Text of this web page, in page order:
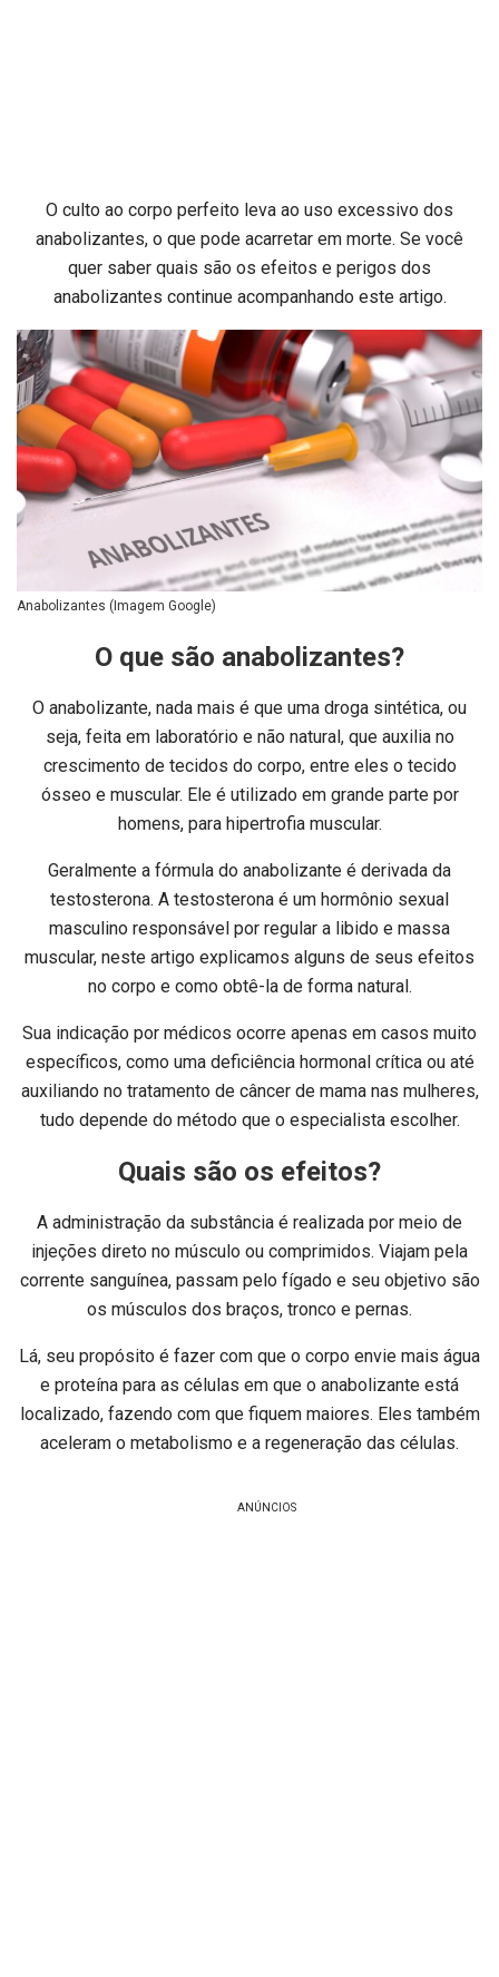
O culto ao corpo perfeito leva ao uso excessivo dos
anabolizantes, o que pode acarretar em morte. Se você
quer saber quais são os efeitos e perigos dos
anabolizantes continue acompanhando este artigo.
Anabolizantes (Imagem Google)
O que são anabolizantes?
O anabolizante, nada mais é que uma droga sintética, ou
seja, feita em laboratório e não natural, que auxilia no
crescimento de tecidos do corpo, entre eles o tecido
ósseo e muscular. Ele é utilizado em grande parte por
homens, para hipertrofia muscular.
Geralmente a fórmula do anabolizante é derivada da
testosterona. A testosterona é um hormônio sexual
masculino responsável por regular a libido e massa
muscular, neste artigo explicamos alguns de seus efeitos
no corpo e como obtê-la de forma natural.
Sua indicação por médicos ocorre apenas em casos muito
específicos, como uma deficiência hormonal crítica ou até
auxiliando no tratamento de câncer de mama nas mulheres,
tudo depende do método que o especialista escolher.
Quais são os efeitos?
A administração da substância é realizada por meio de
injeções direto no músculo ou comprimidos. Viajam pela
corrente sanguínea, passam pelo fígado e seu objetivo são
os músculos dos braços, tronco e pernas.
Lá, seu propósito é fazer com que o corpo envie mais água
e proteína para as células em que o anabolizante está
localizado, fazendo com que fiquem maiores. Eles também
aceleram o metabolismo e a regeneração das células.
ANÚNCIOS